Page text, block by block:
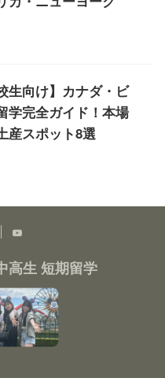
生向け】カナダ・ビ
学完全ガイド！本場
産スポット8選
高生 短期留学